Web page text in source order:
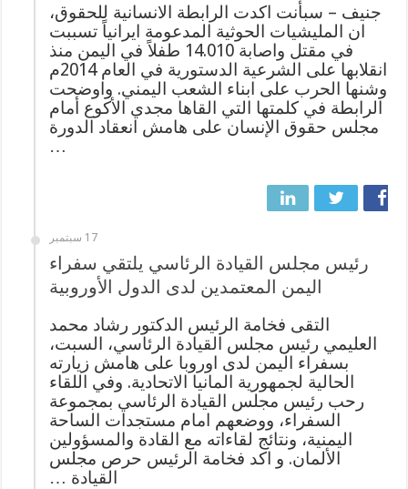
جنيف – سبأنت اكدت الرابطة الانسانية للحقوق،
ان المليشيات الحوثية المدعومة ايرانياً تسببت
في مقتل واصابة 14.010 طفلاً في اليمن منذ
انقلابها على الشرعية الدستورية في العام 2014م
وشنها الحرب على ابناء الشعب اليمني. واوضحت
الرابطة في كلمتها التي القاها مجدي الأكوع أمام
مجلس حقوق الإنسان على هامش انعقاد الدورة
…
17 سبتمبر
رئيس مجلس القيادة الرئاسي يلتقي سفراء
اليمن المعتمدين لدى الدول الأوروبية
التقى فخامة الرئيس الدكتور رشاد محمد
العليمي رئيس مجلس القيادة الرئاسي، السبت،
بسفراء اليمن لدى اوروبا على هامش زيارته
الحالية لجمهورية المانيا الاتحادية. وفي اللقاء
رحب رئيس مجلس القيادة الرئاسي بمجموعة
السفراء، ووضعهم امام مستجدات الساحة
اليمنية، ونتائج لقاءاته مع القادة والمسؤولين
الألمان. و اكد فخامة الرئيس حرص مجلس
القيادة …